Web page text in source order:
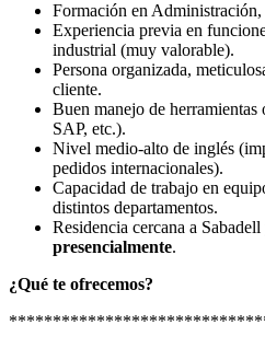
Formación en
Experiencia previa en
industrial (muy valorable).
Persona organizada,
cliente.
Buen manejo de
SAP, etc.).
Nivel medio-alto de inglés
pedidos internacionales).
Capacidad de trabajo en
distintos departamentos.
Residencia cercana a
presencialmente.
¿Qué te ofrecemos?